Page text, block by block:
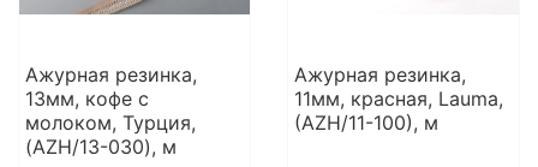
Ажурная резинка,
13мм, кофе с
молоком, Турция,
(AZH/13-030), м
Ажурная резинка,
11мм, красная, Lauma,
(AZH/11-100), м